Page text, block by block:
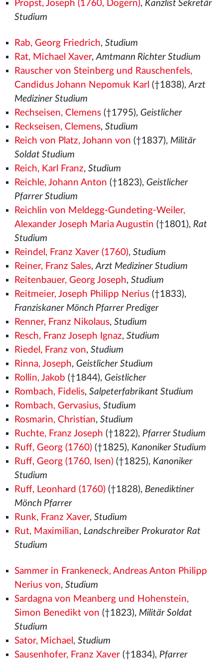
Propst, Joseph (1760, Dogern), Kanzlist Sekretär
Studium
Rab, Georg Friedrich, Studium
Rat, Michael Xaver,Amtmann Richter Studium
Rauscher von Steinberg und Rauschenfels,
Candidus Johann Nepomuk Karl (†1838),Arzt
Mediziner Studium
Rechseisen, Clemens(†1795), Geistlicher
Reckseisen, Clemens, Studium
Reich von Platz, Johann von (†1837), Militär
Soldat Studium
Reich, Karl Franz, Studium
Reichle, Johann Anton (†1823), Geistlicher
Pfarrer Studium
Reichlin von Meldegg-Gundeting-Weiler,
Alexander Joseph Maria Augustin (†1801), Rat
Studium
Reindel, Franz Xaver (1760), Studium
Reiner, Franz Sales,Arzt Mediziner Studium
Reitenbauer, Georg Joseph, Studium
Reitmeier, Joseph Philipp Nerius(†1833),
Franziskaner Mönch Pfarrer Prediger
Renner, Franz Nikolaus, Studium
Resch, Franz Joseph Ignaz, Studium
Riedel, Franz von, Studium
Rinna, Joseph, Geistlicher Studium
Rollin, Jakob (†1844), Geistlicher
Rombach, Fidelis, Salpeterfabrikant Studium
Rombach, Gervasius, Studium
Rosmarin, Christian, Studium
Ruchte, Franz Joseph (†1822), Pfarrer Studium
Ruff, Georg (1760)(†1825), Kanoniker Studium
Ruff, Georg (1760, Isen)(†1825), Kanoniker
Studium
Ruff, Leonhard (1760)(†1828), Benediktiner
Mönch Pfarrer
Runk, Franz Xaver, Studium
Rut, Maximilian, Landschreiber Prokurator Rat
Studium
Sammer in Frankeneck, Andreas Anton Philipp
Nerius von, Studium
Sardagna von Meanberg und Hohenstein,
Simon Benedikt von (†1823), Militär Soldat
Studium
Sator, Michael , Studium
Sausenhofer, Franz Xaver(†1834), Pfarrer